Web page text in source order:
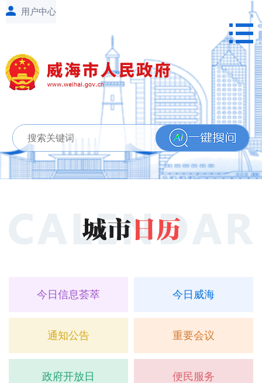
今日信息荟萃 今日威海
通知公告 重要会议
政府开放日 便民服务